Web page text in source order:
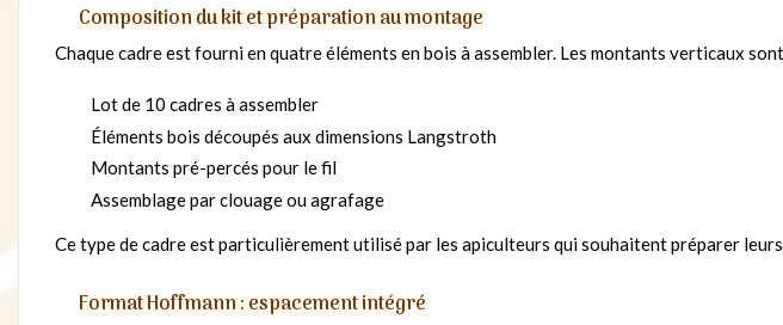
Composition du kit et préparation au montage
Chaque cadre est fourni en quatre éléments en bois à assembler. Les montants verticaux sont
Lot de 10 cadres à assembler
Éléments bois découpés aux dimensions Langstroth
Montants pré-percés pour le fil
Assemblage par clouage ou agrafage
Ce type de cadre est particulièrement utilisé par les apiculteurs qui souhaitent préparer
Format Hoffmann : espacement intégré